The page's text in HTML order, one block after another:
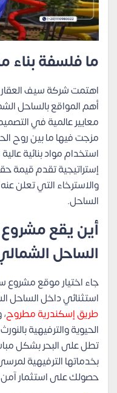
ما فلسفة
اهتمت شركة سيف
أهم المواقع بالساحل
معايير عالمية في
مزجت فيها ما بين روح
استخدام مواد بنائية
إستراتيجية تقدم قيمة
والاسترخاء التي تعلن
الساحل.
أين يقع
الساحل
جاء اختيار موقع
استثنائي داخل الساحل
طريق إسكندرية مطروح
الحيوية والترفيهية
تطل على البحر بشكل
بخدماتها الترفيهية
حصولك على استثمار